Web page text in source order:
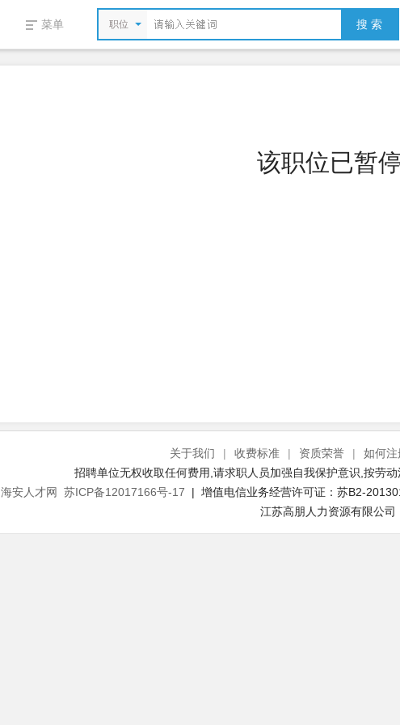
菜单 职位 搜 索
该职位已暂
关于我们 | 收费标准 | 资质荣誉 | 如何注
招聘单位无权收取任何费用,请求职人员加强自我保护意识,按劳
海安人才网 苏ICP备12017166号-17 | 增值电信业务经营许可证：苏B2-
江苏高朋人力资源有限公